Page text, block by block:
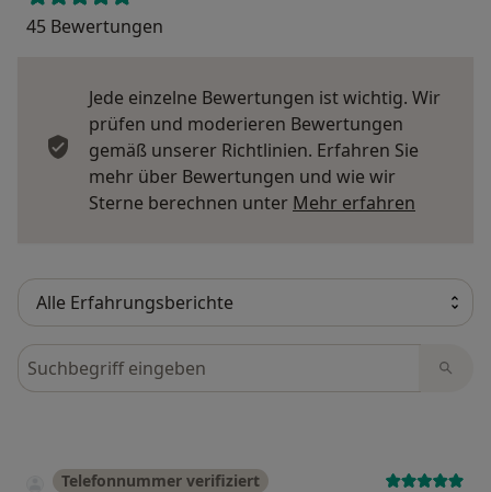
45 Bewertungen
Jede einzelne Bewertungen ist wichtig. Wir
prüfen und moderieren Bewertungen
gemäß unserer Richtlinien. Erfahren Sie
mehr über Bewertungen und wie wir
Sterne berechnen unter Mehr erfahren
Bewertungen durchsuchen
Telefonnummer verifiziert